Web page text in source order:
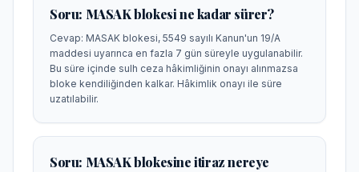
Soru: MASAK blokesi ne kadar sürer?
Cevap: MASAK blokesi, 5549 sayılı Kanun'un 19/A
maddesi uyarınca en fazla 7 gün süreyle uygulanabilir.
Bu süre içinde sulh ceza hâkimliğinin onayı alınmazsa
bloke kendiliğinden kalkar. Hâkimlik onayı ile süre
uzatılabilir.
Soru: MASAK blokesine itiraz nereye